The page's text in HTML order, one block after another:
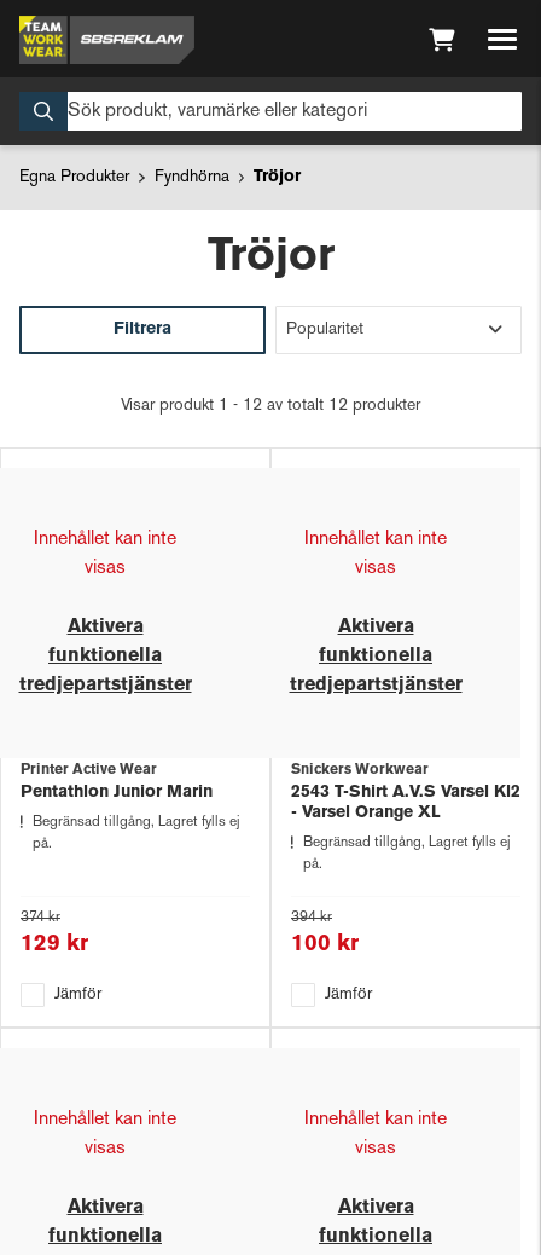
Egna Produkter Fyndhörna Tröjor
Tröjor
Filtrera
Visar produkt 1 - 12 av totalt 12 produkter
Innehållet kan inte
visas
Aktivera
funktionella
tredjepartstjänster
Printer Active Wear
Pentathlon Junior Marin
Begränsad tillgång, Lagret fylls ej
på.
374 kr
129 kr
Jämför
Innehållet kan inte
visas
Aktivera
funktionella
tredjepartstjänster
Snickers Workwear
2543 T-Shirt A.V.S Varsel Kl2
- Varsel Orange XL
Begränsad tillgång, Lagret fylls ej
på.
394 kr
100 kr
Jämför
Innehållet kan inte
visas
Aktivera
funktionella
Innehållet kan inte
visas
Aktivera
funktionella